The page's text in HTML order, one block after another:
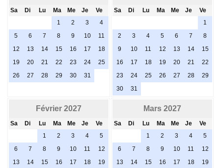
Sa Di Lu Ma Me Je
Ve
1
2 3
4
5
6 7 8 9 10
11
12
13 14 15 16 17
18
19
20 21 22 23 24
25
26
27 28 29 30 31
Sa Di Lu Ma Me Je
Ve
1
2
3 4 5 6 7
8
9
10 11 12 13 14
15
16
17 18 19 20 21
22
23
24 25 26 27 28
29
30
31
Février 2027
Sa Di Lu Ma Me Je
Ve
1
2 3 4
5
6
7 8 9 10 11
12
13
14 15 16 17 18
19
Mars 2027
Sa Di Lu Ma Me Je
Ve
1
2 3 4
5
6
7 8 9 10 11
12
13
14 15 16 17 18
19